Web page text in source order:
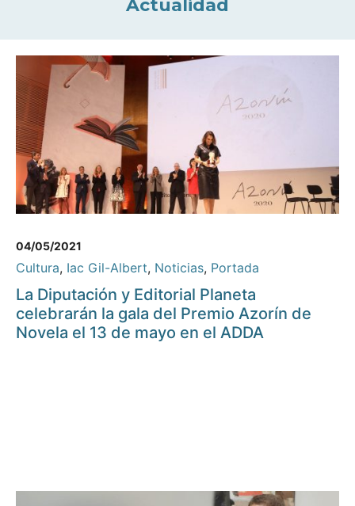
Actualidad
04/05/2021
Cultura, Iac Gil-Albert, Noticias, Portada
La Diputación y Editorial Planeta
celebrarán la gala del Premio Azorín de
Novela el 13 de mayo en el ADDA